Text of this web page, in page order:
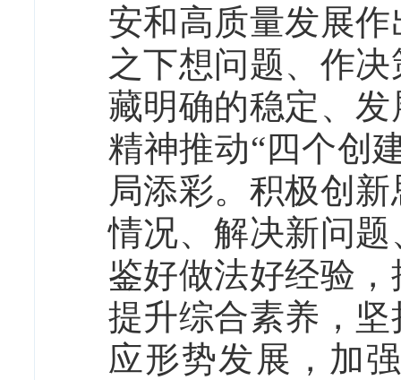
安和高质量发展
之下想问题、作
藏明确的稳定、
精神推动“四个创
局添彩。积极创
情况、解决新问
鉴好做法好经验
提升综合素养，
应形势发展，加